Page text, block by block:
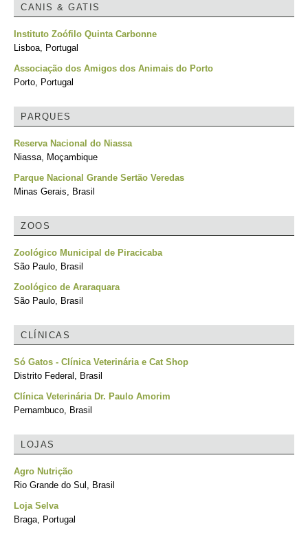
CANIS & GATIS
Instituto Zoófilo Quinta Carbonne
Lisboa, Portugal
Associação dos Amigos dos Animais do Porto
Porto, Portugal
PARQUES
Reserva Nacional do Niassa
Niassa, Moçambique
Parque Nacional Grande Sertão Veredas
Minas Gerais, Brasil
ZOOS
Zoológico Municipal de Piracicaba
São Paulo, Brasil
Zoológico de Araraquara
São Paulo, Brasil
CLÍNICAS
Só Gatos - Clínica Veterinária e Cat Shop
Distrito Federal, Brasil
Clínica Veterinária Dr. Paulo Amorim
Pernambuco, Brasil
LOJAS
Agro Nutrição
Rio Grande do Sul, Brasil
Loja Selva
Braga, Portugal